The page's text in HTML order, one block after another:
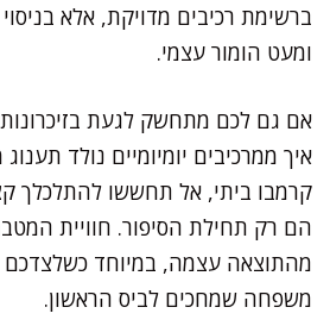
ברשימת רכיבים מדויקת, אלא
ומעט הומור עצמי.
אם גם לכם מתחשק לגעת בזיכרונות
איך ממרכיבים יומיומיים נולד
קרמבו ביתי, אל תחששו להתלכלך
הם רק תחילת הסיפור. חוויית
מהתוצאה עצמה, במיוחד כשלצדכם
משפחה שמחכים לביס הראשון.